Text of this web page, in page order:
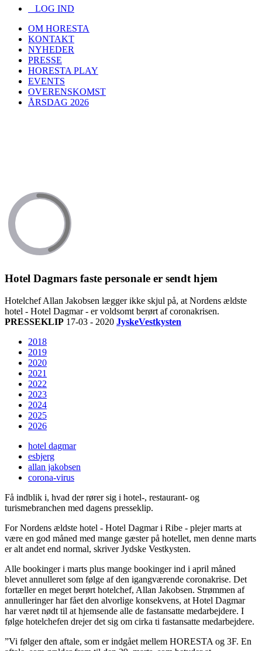
LOG IND
OM HORESTA
KONTAKT
NYHEDER
PRESSE
HORESTA PLAY
EVENTS
OVERENSKOMST
ÅRSDAG 2026
Hotel Dagmars faste personale er sendt hjem
Hotelchef Allan Jakobsen lægger ikke skjul på, at Nordens ældste
hotel - Hotel Dagmar - er voldsomt berørt af coronakrisen.
PRESSEKLIP 17-03 - 2020 JyskeVestkysten
2018
2019
2020
2021
2022
2023
2024
2025
2026
hotel dagmar
esbjerg
allan jakobsen
corona-virus
Få indblik i, hvad der rører sig i hotel-, restaurant- og
turismebranchen med dagens presseklip.
For Nordens ældste hotel - Hotel Dagmar i Ribe - plejer marts at
være en god måned med mange gæster på hotellet, men denne marts
er alt andet end normal, skriver Jydske Vestkysten.
Alle bookinger i marts plus mange bookinger ind i april måned
blevet annulleret som følge af den igangværende coronakrise. Det
fortæller en meget berørt hotelchef, Allan Jakobsen. Strømmen af
annulleringer har fået den alvorlige konsekvens, at Hotel Dagmar
har været nødt til at hjemsende alle de fastansatte medarbejdere. I
følge hotelchefen drejer det sig om cirka ti fastansatte medarbejdere.
”Vi følger den aftale, som er indgået mellem HORESTA og 3F. En